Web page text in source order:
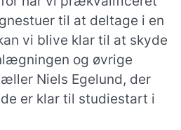
til at deltage i en
vi blive klar til at skyde
og øvrige
Niels Egelund, der
er klar til studiestart i